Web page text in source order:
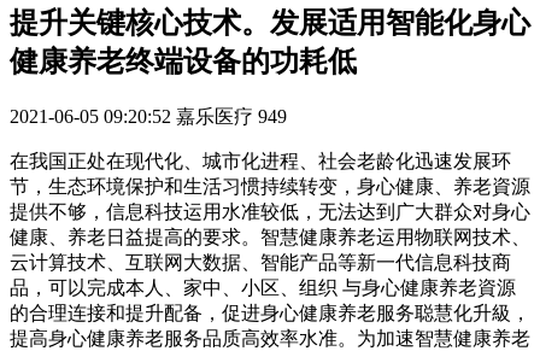
提升关键核心技术。发展适用智能化身心
健康养老终端设备的功耗低
2021-06-05 09:20:52 嘉乐医疗 949
在我国正处在现代化、城市化进程、社会老龄化迅速发展环
节，生态环境保护和生活习惯持续转变，身心健康、养老資源
提供不够，信息科技运用水准较低，无法达到广大群众对身心
健康、养老日益提高的要求。智慧健康养老运用物联网技术、
云计算技术、互联网大数据、智能产品等新一代信息科技商
品，可以完成本人、家中、小区、组织 与身心健康养老資源
的合理连接和提升配备，促进身心健康养老服务聪慧化升級，
提高身心健康养老服务品质高效率水准。为加速智慧健康养老